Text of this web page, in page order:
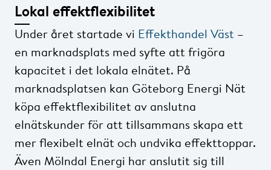
Lokal effektflexibilitet
Under året startade vi Effekthandel Väst –
en marknadsplats med syfte att frigöra
kapacitet i det lokala elnätet. På
marknadsplatsen kan Göteborg Energi Nät
köpa effektflexibilitet av anslutna
elnätskunder för att tillsammans skapa ett
mer flexibelt elnät och undvika effekttoppar.
Även Mölndal Energi har anslutit sig till